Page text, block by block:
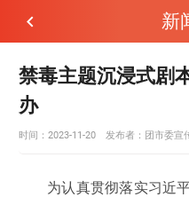
 新
禁毒主题沉浸式剧
办
时间：2023-11-20 发布者： 团市委宣
为认真贯彻落实习近